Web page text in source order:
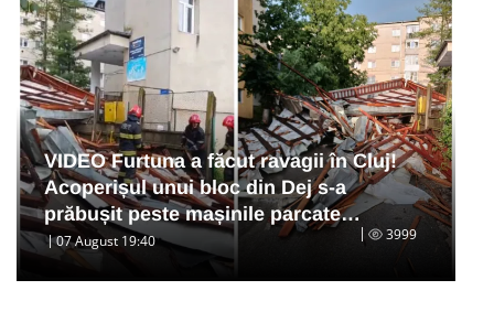
VIDEO Furtuna a făcut ravagii în Cluj!
Acoperișul unui bloc din Dej s-a
prăbușit peste mașinile parcate…
07 August 19:40 3999